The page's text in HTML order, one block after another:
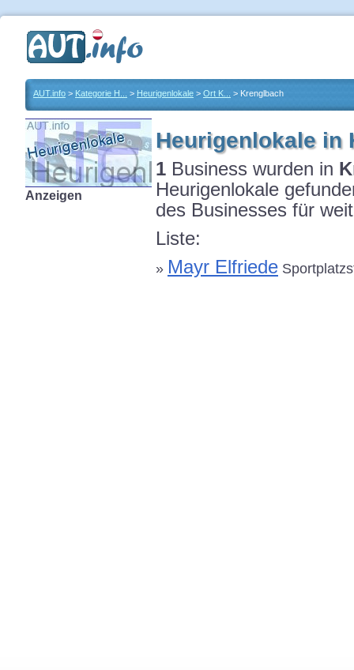
AUT.info > Kategorie H... > Heurigenlokale > Ort K... > Krenglbach
Anzeigen
Heurigenlokale in
1 Business wurden in
Heurigenlokale
des Businesses für
Liste:
» Mayr Elfriede